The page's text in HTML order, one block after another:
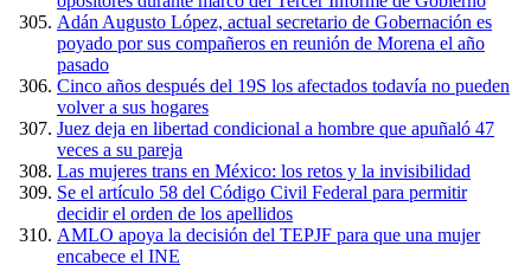
Adán Augusto López, actual secretario de Gobernación es
poyado por sus compañeros en reunión de Morena el año
pasado
Cinco años después del 19S los afectados todavía no pueden
volver a sus hogares
Juez deja en libertad condicional a hombre que apuñaló 47
veces a su pareja
Las mujeres trans en México: los retos y la invisibilidad
Se el artículo 58 del Código Civil Federal para permitir
decidir el orden de los apellidos
AMLO apoya la decisión del TEPJF para que una mujer
encabece el INE